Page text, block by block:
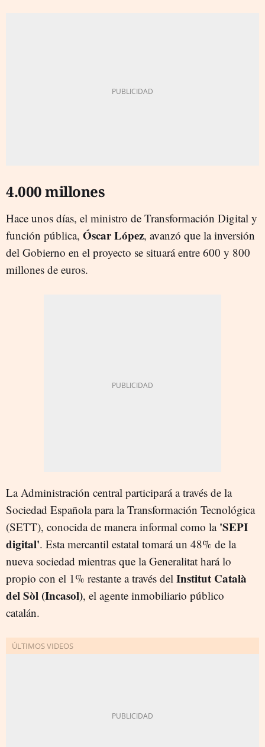
4.000 millones
Hace unos días, el ministro de Transformación Digital y
función pública, Óscar López, avanzó que la inversión
del Gobierno en el proyecto se situará entre 600 y 800
millones de euros.
La Administración central participará a través de la
Sociedad Española para la Transformación Tecnológica
(SETT), conocida de manera informal como la 'SEPI
digital'. Esta mercantil estatal tomará un 48% de la
nueva sociedad mientras que la Generalitat hará lo
propio con el 1% restante a través del Institut Català
del Sòl (Incasol), el agente inmobiliario público
catalán.